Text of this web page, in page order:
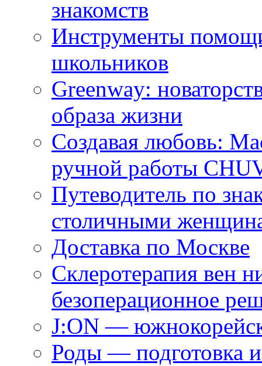
знакомств
Инструменты
школьников
Greenway:
образа жизни
Создавая любовь:
ручной работы
Путеводитель по
столичными
Доставка по Москве
Склеротерапия вен
безоперационное
J:ON —
Роды — подготовка